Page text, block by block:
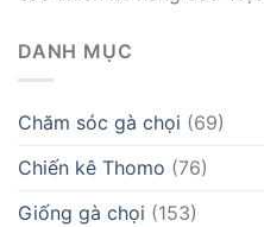
DANH MỤC
Chăm sóc gà chọi (69)
Chiến kê Thomo (76)
Giống gà chọi (153)